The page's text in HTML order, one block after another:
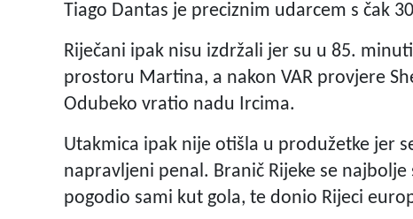
Tiago Dantas je preciznim udarcem s čak
Riječani ipak nisu izdržali jer su u 85.
prostoru Martina, a nakon VAR provjere
Odubeko vratio nadu Ircima.
Utakmica ipak nije otišla u produžetke jer
napravljeni penal. Branič Rijeke se
pogodio sami kut gola, te donio Rijeci